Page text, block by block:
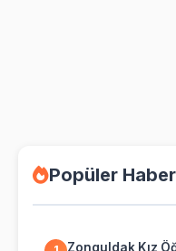
Popüler
Zonguldak Kız